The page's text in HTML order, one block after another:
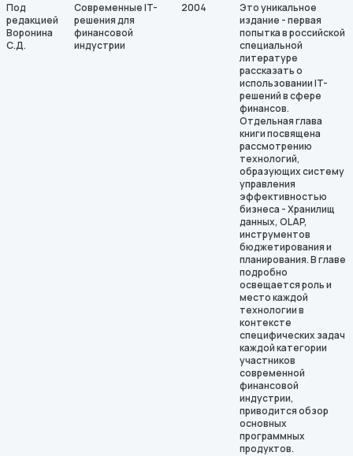
Под
редакцией
Воронина
С.Д.
Современные IT-
решения для
финансовой
индустрии
2004
Это уникальное
издание - первая
попытка в российской
специальной
литературе
рассказать о
использовании IT-
решений в сфере
финансов.
Отдельная глава
книги посвящена
рассмотрению
технологий,
образующих систему
управления
эффективностью
бизнеса - Хранилищ
данных, OLAP,
инструментов
бюджетирования и
планирования. В главе
подробно
освещается роль и
место каждой
технологии в
контексте
специфических задач
каждой категории
участников
современной
финансовой
индустрии,
приводится обзор
основных
программных
продуктов.